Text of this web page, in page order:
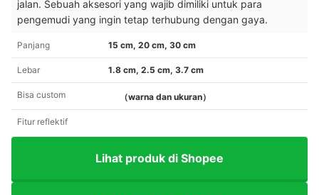
jalan. Sebuah aksesori yang wajib dimiliki untuk para
pengemudi yang ingin tetap terhubung dengan gaya.
Panjang 15 cm, 20 cm, 30 cm
Lebar 1.8 cm, 2.5 cm, 3.7 cm
Bisa custom （warna dan ukuran）
Fitur reflektif
Lihat produk di Shopee